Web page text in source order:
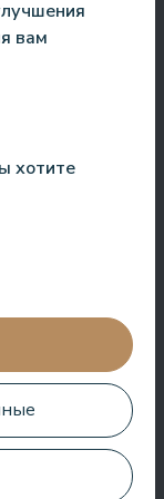
в СПА. Номера
хорошие
Нам очень
вам
хотите